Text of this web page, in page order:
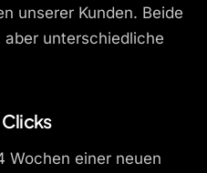
unserer Kunden. Beide
unterschiedliche
Wochen einer neuen